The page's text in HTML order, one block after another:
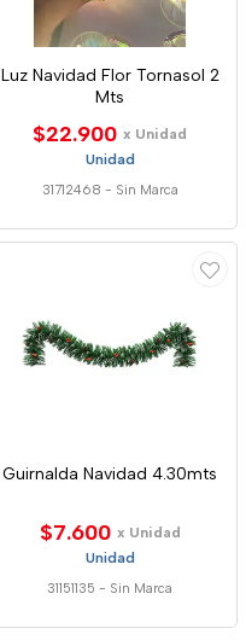
Luz Navidad Flor Tornasol 2
Mts
$22.900 x Unidad
Unidad
31712468 - Sin Marca
Guirnalda Navidad 4.30mts
$7.600 x Unidad
Unidad
31151135 - Sin Marca